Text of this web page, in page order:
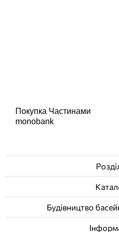
Покупка Частинами
monobank
Будівництво